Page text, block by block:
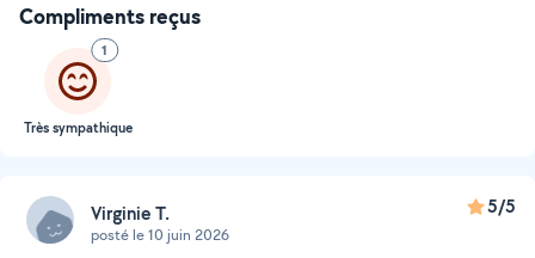
Compliments reçus
1
Très sympathique
Virginie T.
posté le 10 juin 2026
5/5